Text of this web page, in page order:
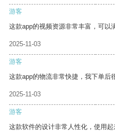
游客
这款app的视频资源非常丰富，可以
2025-11-03
游客
这款app的物流非常快捷，我下单后
2025-11-03
游客
这款软件的设计非常人性化，使用起